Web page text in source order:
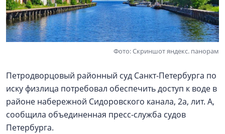
Фото: Скриншот яндекс. панорам
Петродворцовый районный суд Санкт-Петербурга по
иску физлица потребовал обеспечить доступ к воде в
районе набережной Сидоровского канала, 2а, лит. А,
сообщила объединенная пресс-служба судов
Петербурга.